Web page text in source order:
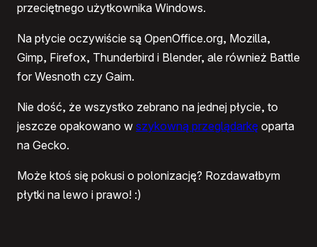
przeciętnego użytkownika Windows.
Na płycie oczywiście są OpenOffice.org, Mozilla,
Gimp, Firefox, Thunderbird i Blender, ale również Battle
for Wesnoth czy Gaim.
Nie dość, że wszystko zebrano na jednej płycie, to
jeszcze opakowano w szykowną przeglądarkę oparta
na Gecko.
Może ktoś się pokusi o polonizację? Rozdawałbym
płytki na lewo i prawo! :)